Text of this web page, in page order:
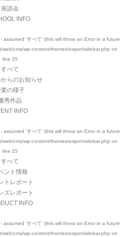
座談会
INFO
'すべて' (this will throw an Error in a future
web/cms/wp-content/themes/esper/sidebar.php on
line 25
すべて
からのお知らせ
業の様子
秀作品
INFO
'すべて' (this will throw an Error in a future
web/cms/wp-content/themes/esper/sidebar.php on
line 25
すべて
ント情報
トレポート
ズレポート
INFO
'すべて' (this will throw an Error in a future
web/cms/wp-content/themes/esper/sidebar.php on